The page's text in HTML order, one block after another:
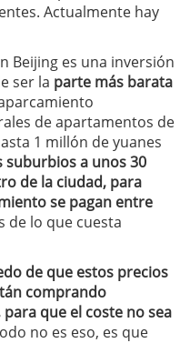
Actualmente hay
Beijing es una inversión
ser la parte más barata
de apartamentos de
1 millón de yuanes
suburbios a unos 30
de la ciudad, para
se pagan entre
de lo que cuesta
de que estos precios
comprando
que el coste no sea
no es eso, es que